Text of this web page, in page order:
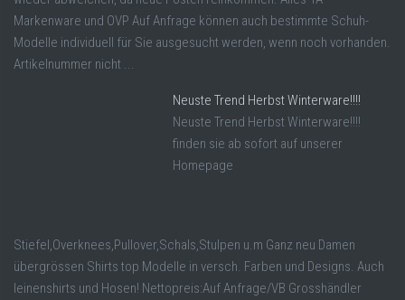
Markenware und OVP Auf Anfrage können auch bestimmte Schuh-
Modelle individuell für Sie ausgesucht werden, wenn noch vorhanden.
Artikelnummer nicht ...
Neuste Trend Herbst Winterware!!!!
Neuste Trend Herbst Winterware!!!!
finden sie ab sofort auf unserer
Homepage
Stiefel,Overknees,Pullover,Schals,Stulpen u.m Ganz neu Damen
übergrössen Shirts top Modelle in versch. Farben und Designs. Auch
leinenshirts und Hosen! Nettopreis:Auf Anfrage/VB Grosshändler